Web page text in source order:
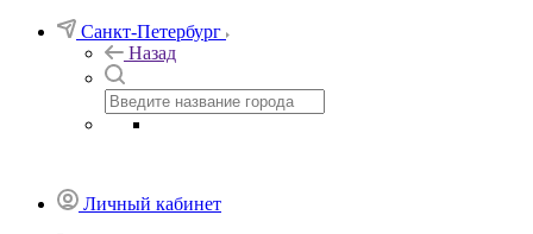
Санкт-Петербург
Назад
Личный кабинет